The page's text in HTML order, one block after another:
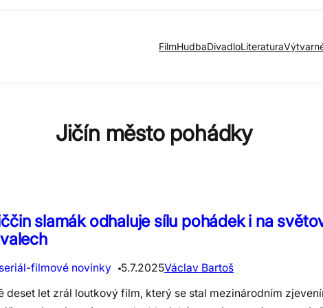
FilmHudbaDivadloLiteratura
Jičín město pohádky
slamák odhaluje sílu pohádek i na
filmové novinky 5.7.2025Václav Bartoš
deset let zrál loutkový film, který se stal mezinárodním